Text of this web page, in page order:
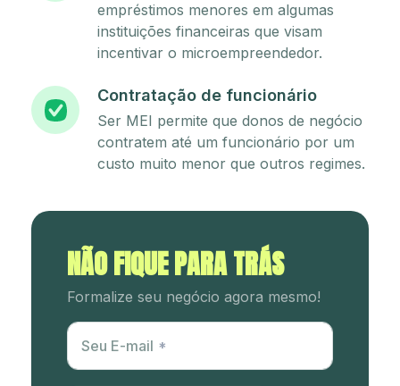
empréstimos menores em algumas
instituições financeiras que visam
incentivar o microempreendedor.
Contratação de funcionário
Ser MEI permite que donos de negócio
contratem até um funcionário por um
custo muito menor que outros regimes.
NÃO FIQUE PARA TRÁS
Formalize seu negócio agora mesmo!
Utm Content
Seu E-mail